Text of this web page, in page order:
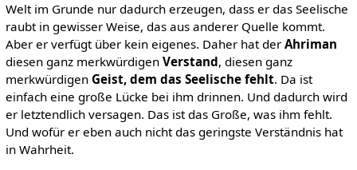
Welt im Grunde nur dadurch erzeugen, dass er das Seelische
raubt in gewisser Weise, das aus anderer Quelle kommt.
Aber er verfügt über kein eigenes. Daher hat der Ahriman
diesen ganz merkwürdigen Verstand, diesen ganz
merkwürdigen Geist, dem das Seelische fehlt. Da ist
einfach eine große Lücke bei ihm drinnen. Und dadurch wird
er letztendlich versagen. Das ist das Große, was ihm fehlt.
Und wofür er eben auch nicht das geringste Verständnis hat
in Wahrheit.